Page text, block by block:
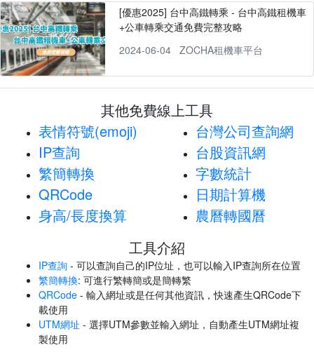
[優惠2025] 台中高鐵轉乘 - 台中高鐵租機車
+公車轉乘交通免費完整攻略
2024-06-04
ZOCHA租機車平台
其他免費線上工具
表情符號(emoji)
IP查詢
繁簡轉換
QRCode
身高/長度換算
台灣公司查詢網
台股資訊網
字數統計
日期計算機
農曆轉國曆
工具介紹
IP查詢 - 可以查詢自己的IP位址，也可以輸入IP查詢所在位置
繁簡轉換: 可進行繁轉簡或是簡轉繁
QRCode - 輸入網址或是任何其他資訊，快速產生QRCode下
載使用
UTM網址 - 選擇UTM參數並輸入網址，自動產生UTM網址複
製使用